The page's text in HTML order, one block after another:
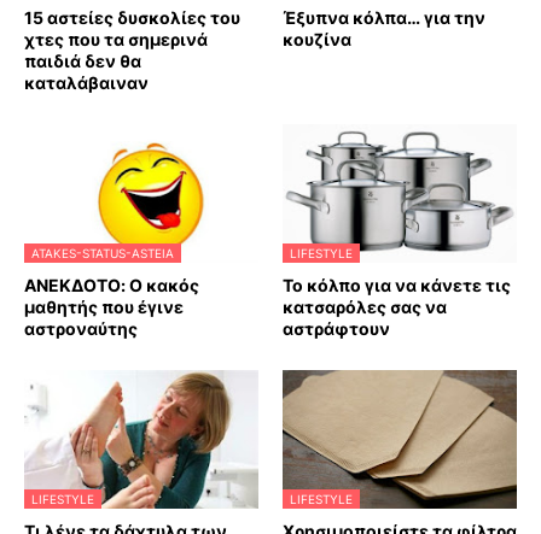
15 αστείες δυσκολίες του
χτες που τα σημερινά
παιδιά δεν θα
καταλάβαιναν
Έξυπνα κόλπα… για την
κουζίνα
ATAKES-STATUS-ASTEIA
ΑΝΕΚΔΟΤΟ: Ο κακός
μαθητής που έγινε
αστροναύτης
LIFESTYLE
Το κόλπο για να κάνετε τις
κατσαρόλες σας να
αστράφτουν
LIFESTYLE LIFESTYLE